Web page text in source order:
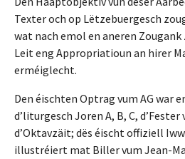
Texter och op Lëtzebuergesch
wat nach emol en aneren
Leit eng Appropriatioun an hirer
erméiglecht.
Den éischten Optrag vum AG war
d’liturgesch Joren A, B, C,
d’Oktavzäit; dës éischt offiziell
illustréiert mat Biller vum Jean-